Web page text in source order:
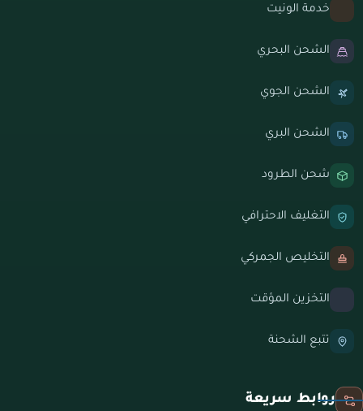
خدمة الونيت
الشحن البحري
الشحن الجوي
الشحن البري
شحن الطرود
التغليف الاحترافي
التخليص الجمركي
التخزين المؤقت
تتبع الشحنة
روابط سريعة